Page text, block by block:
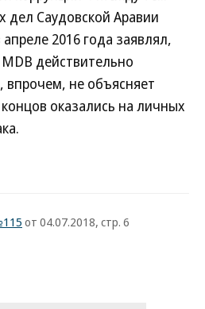
дел Саудовской Аравии
2016 года заявлял,
действительно
впрочем, не объясняет
оказались на личных
от 04.07.2018, стр. 6